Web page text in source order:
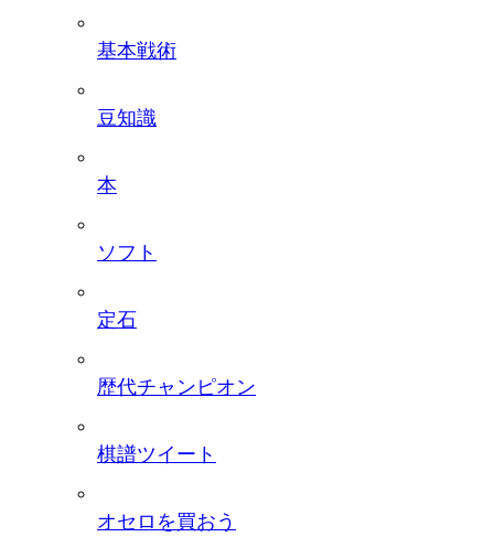
基本戦術
豆知識
本
ソフト
定石
歴代チャンピオン
棋譜ツイート
オセロを買おう